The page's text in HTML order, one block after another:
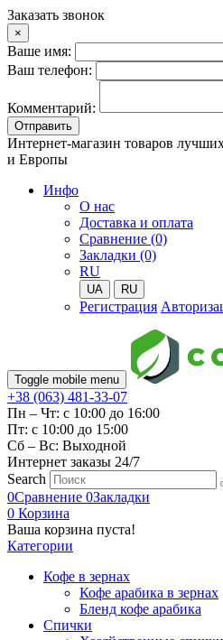
Заказать звонок
×
Ваше имя:
Ваш телефон:
Комментарий:
Отправить
Интернет-магазин товаров
и Европы
Инфо
О нас
Доставка и оплата
Сравнение (0)
Закладки (0)
RU
UA RU
Регистрация
Toggle mobile menu
+38 (063) 481-33-07
Пн – Чт: с 10:00 до 16:00
Пт: с 10:00 до 15:00
Сб – Вс: Выходной
Интернет заказы 24/7
Search
0Сравнение 0Закладки
0 Корзина
Ваша корзина пуста!
Категории
Кофе в зернах
Кофе арабика в зернах
Бленд кофе арабика
Спички